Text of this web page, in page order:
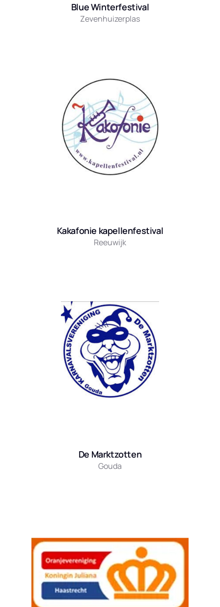
Blue Winterfestival
Zevenhuizerplas
Kakafonie kapellenfestival
Reeuwijk
De Marktzotten
Gouda